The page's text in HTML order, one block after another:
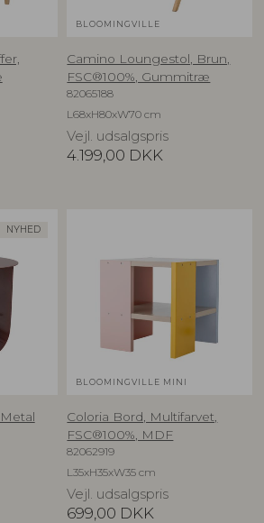
BLOOMINGVILLE
Camino Loungestol, Brun,
FSC®100%, Gummitræ
82065188
L68xH80xW70 cm
Vejl. udsalgspris
4.199,00 DKK
NYHED
BLOOMINGVILLE MINI
Coloria Bord, Multifarvet,
FSC®100%, MDF
82062919
L35xH35xW35 cm
Vejl. udsalgspris
699,00 DKK